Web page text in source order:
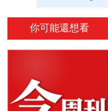
你可能還想看